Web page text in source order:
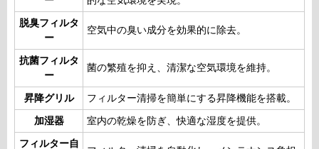
脱臭フィルタ
ー
空気中の臭い成分を効果的に除去。
抗菌フィルタ
ー
菌の繁殖を抑え、清潔な空気環境を維持。
昇降グリル フィルター清掃を簡単にする昇降機能を搭載。
加湿器 室内の乾燥を防ぎ、快適な湿度を提供。
フィルター自